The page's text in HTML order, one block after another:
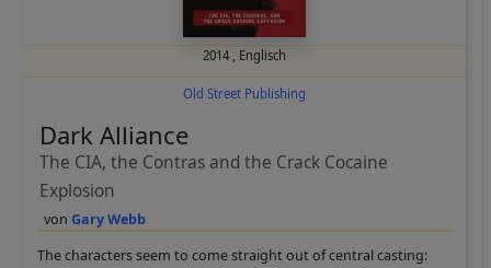
2014 , Englisch
Old Street Publishing
Gary Webb
Dark Alliance
The CIA, the Contras and the Crack Cocaine
Explosion
The characters seem to come straight out of central casting: